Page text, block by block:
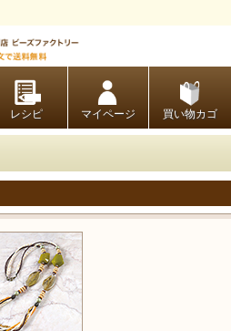
レシピ マイページ 買い物カゴ